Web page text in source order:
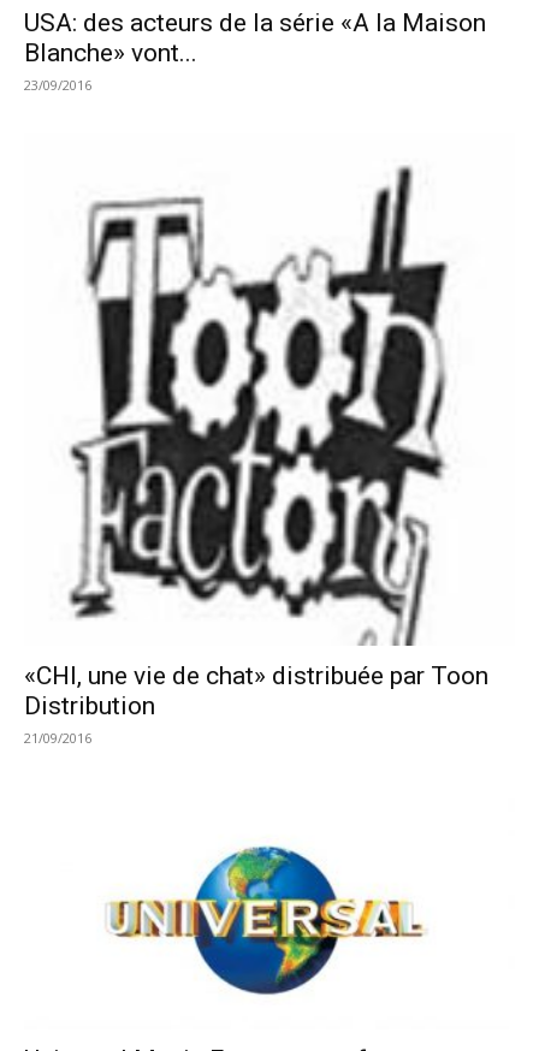
USA: des acteurs de la série «A la Maison
Blanche» vont...
23/09/2016
«CHI, une vie de chat» distribuée par Toon
Distribution
21/09/2016